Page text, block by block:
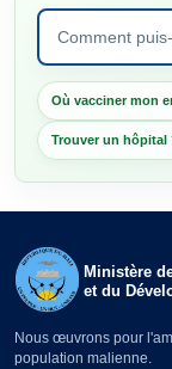
Poser une
Où vacciner mon
Ministère
et du
Nous œuvrons pour
population malienne.